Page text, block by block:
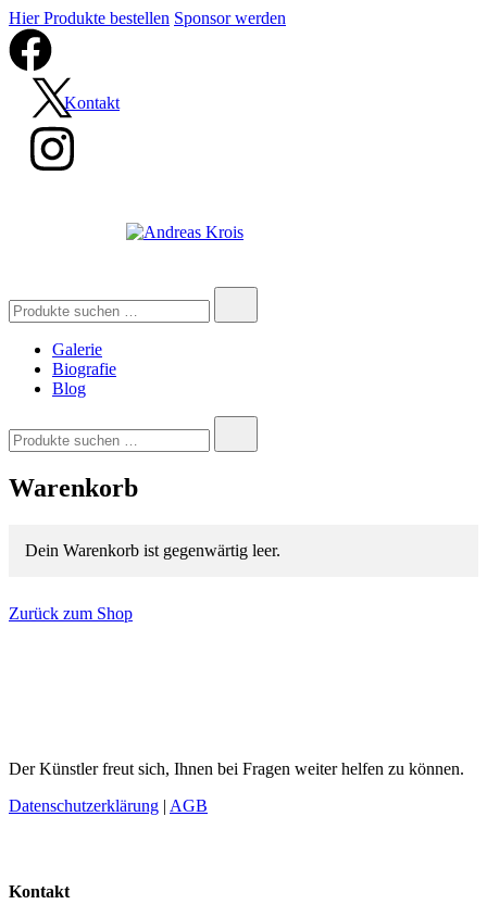
Hier Produkte bestellen Sponsor werden
Kontakt
Galerie
Biografie
Blog
Warenkorb
Dein Warenkorb ist gegenwärtig leer.
Zurück zum Shop
Der Künstler freut sich, Ihnen bei Fragen weiter helfen zu können.
Datenschutzerklärung | AGB
Kontakt